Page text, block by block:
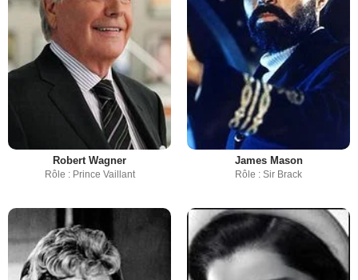
Robert Wagner
Rôle : Prince Vaillant
James Mason
Rôle : Sir Brack